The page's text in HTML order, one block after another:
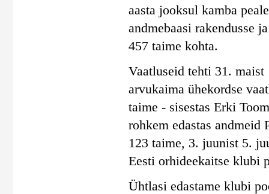
aasta jooksul kamba
andmebaasi rakendusse
457 taime kohta.
Vaatluseid tehti 31.
arvukaima ühekordse
taime - sisestas Erki
rohkem edastas
123 taime, 3. juunist 5.
Eesti orhideekaitse klubi
Ühtlasi edastame klubi